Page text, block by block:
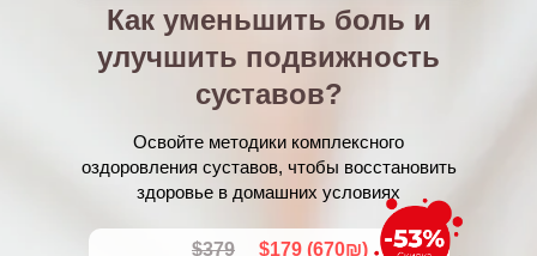
$179 (670₪)
Освойте методики комплексного
оздоровления суставов, чтобы восстановить
здоровье в домашних условиях
Как уменьшить боль и
улучшить подвижность
суставов?
$379